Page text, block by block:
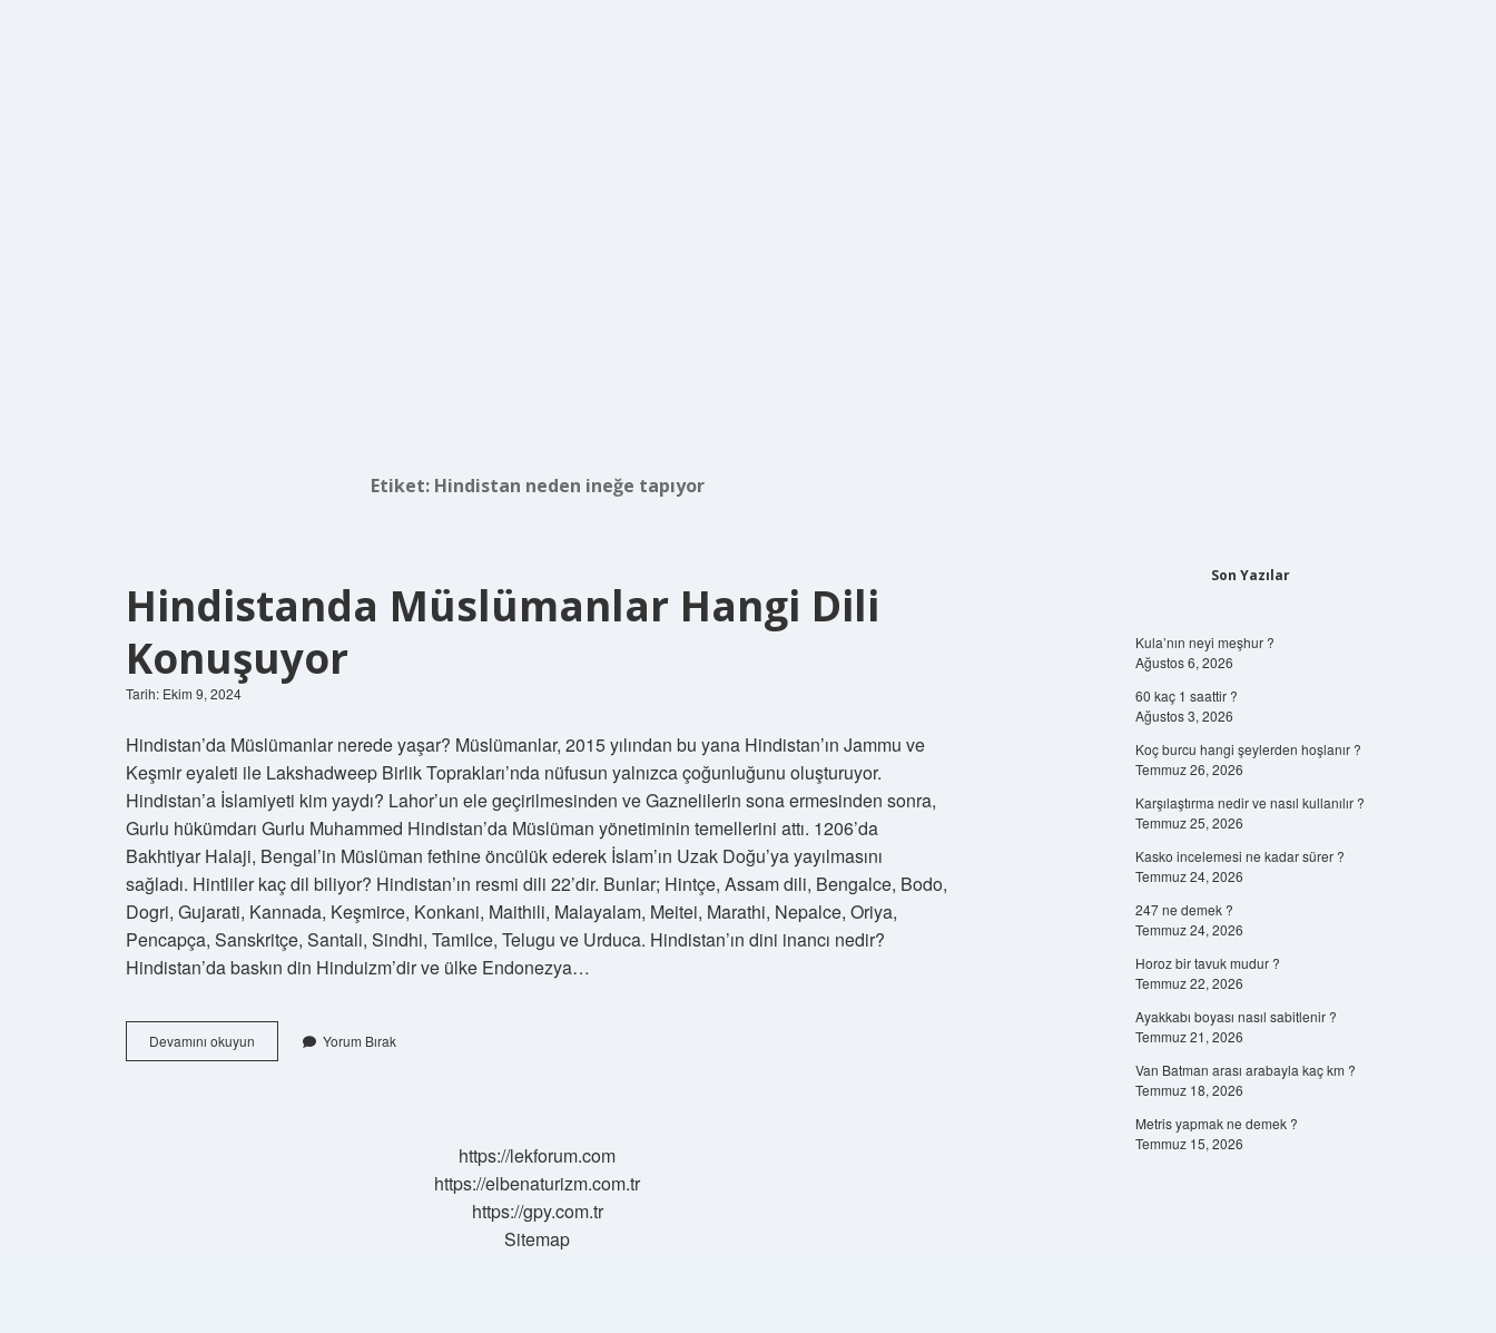
Etiket: Hindistan neden ineğe tapıyor
Hindistanda Müslümanlar Hangi Dili
Konuşuyor
Tarih: Ekim 9, 2024
Hindistan’da Müslümanlar nerede yaşar? Müslümanlar, 2015 yılından bu yana Hindistan’ın Jammu ve
Keşmir eyaleti ile Lakshadweep Birlik Toprakları’nda nüfusun yalnızca çoğunluğunu oluşturuyor.
Hindistan’a İslamiyeti kim yaydı? Lahor’un ele geçirilmesinden ve Gaznelilerin sona ermesinden sonra,
Gurlu hükümdarı Gurlu Muhammed Hindistan’da Müslüman yönetiminin temellerini attı. 1206’da
Bakhtiyar Halaji, Bengal’in Müslüman fethine öncülük ederek İslam’ın Uzak Doğu’ya yayılmasını
sağladı. Hintliler kaç dil biliyor? Hindistan’ın resmi dili 22’dir. Bunlar; Hintçe, Assam dili, Bengalce, Bodo,
Dogri, Gujarati, Kannada, Keşmirce, Konkani, Maithili, Malayalam, Meitei, Marathi, Nepalce, Oriya,
Pencapça, Sanskritçe, Santali, Sindhi, Tamilce, Telugu ve Urduca. Hindistan’ın dini inancı nedir?
Hindistan’da baskın din Hinduizm’dir ve ülke Endonezya…
Devamını okuyun Hindistanda
Müslümanlar
Yorum Bırak
https://lekforum.com
https://elbenaturizm.com.tr
https://gpy.com.tr
Sitemap
Son Yazılar
Kula’nın neyi meşhur ?
Ağustos 6, 2026
60 kaç 1 saattir ?
Ağustos 3, 2026
Koç burcu hangi şeylerden hoşlanır ?
Temmuz 26, 2026
Karşılaştırma nedir ve nasıl kullanılır ?
Temmuz 25, 2026
Kasko incelemesi ne kadar sürer ?
Temmuz 24, 2026
247 ne demek ?
Temmuz 24, 2026
Horoz bir tavuk mudur ?
Temmuz 22, 2026
Ayakkabı boyası nasıl sabitlenir ?
Temmuz 21, 2026
Van Batman arası arabayla kaç km ?
Temmuz 18, 2026
Metris yapmak ne demek ?
Temmuz 15, 2026